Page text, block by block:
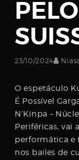
Username
Password
Email
23/10/2024
O espetáculo
É Possível
N’Kinpa –
Periféricas, vai
performática e
nos bailes de